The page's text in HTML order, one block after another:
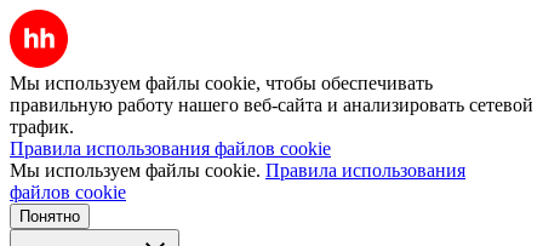
Мы используем файлы cookie, чтобы обеспечивать
правильную работу нашего веб-сайта и анализировать сетевой
трафик.
Правила использования файлов cookie
Мы используем файлы cookie. Правила использования
файлов cookie
Понятно